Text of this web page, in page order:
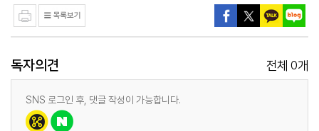
독자의견 전체 0개
SNS 로그인 후, 댓글 작성이 가능합니다.